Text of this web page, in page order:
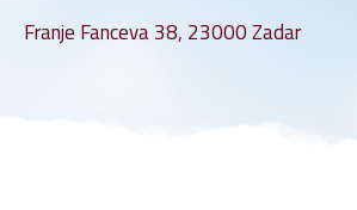
Franje Fanceva 38, 23000 Zadar